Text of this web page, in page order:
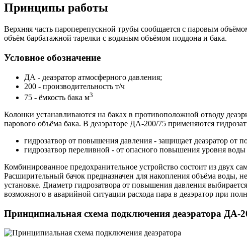
Принципы работы
Верхняя часть пароперепускной трубы сообщается с паровым
объём барбатажной тарелки с водяным объёмом поддона и бака.
Условное обозначение
ДА - деаэратор атмосферного давления;
200 - производительность т/ч
75 - ёмкость бака м3
Колонки устанавливаются на баках в противоположной отводу
парового объёма бака. В деаэраторе ДА-200/75 применяются
гидрозатвор от повышения давления - защищает деаэратор от
гидрозатвор переливной - от опасного повышения уровня воды
Комбинированное предохранительное устройство состоит из двух
Расширительный бачок предназначен для накопления объёма воды,
установке. Диаметр гидрозатвора от повышения давления
возможного в аварийной ситуации расхода пара в деаэратор при
Принципиальная схема подключения деаэратора ДА-